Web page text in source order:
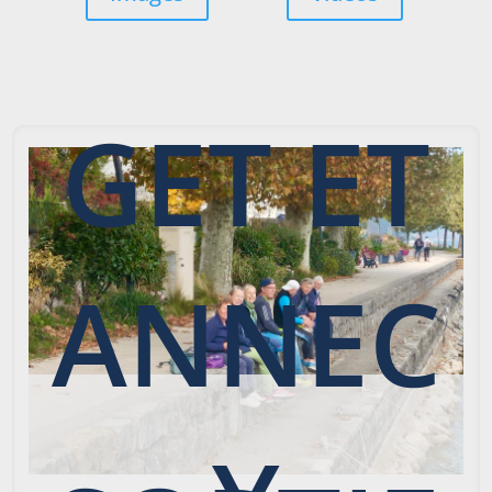
GET ET
ANNEC